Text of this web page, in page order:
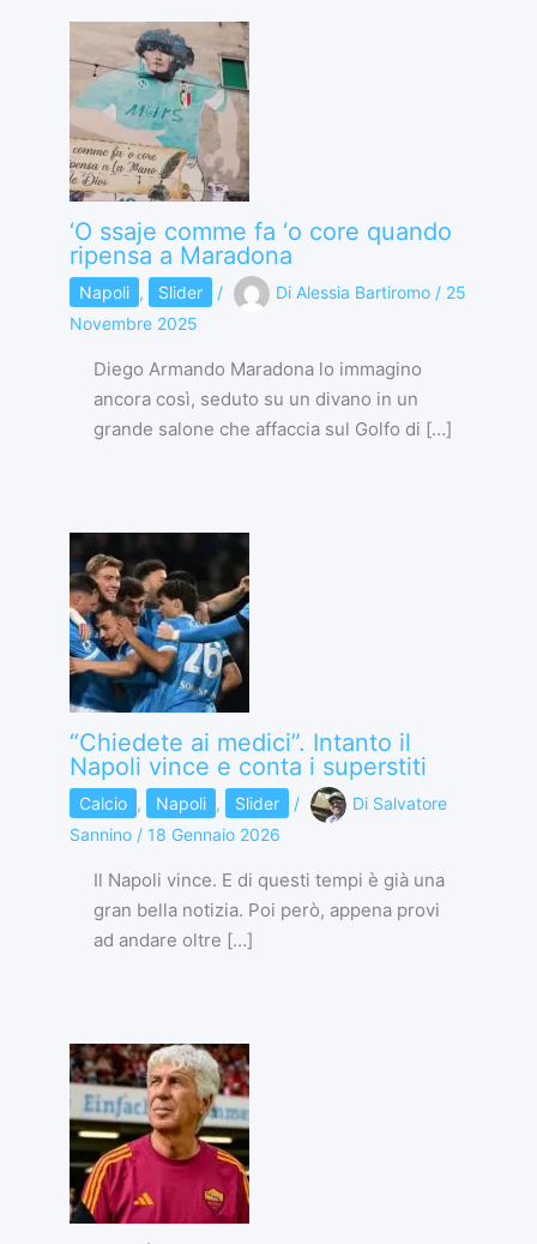
‘O ssaje comme fa ‘o core quando
ripensa a Maradona
Napoli , Slider / Di Alessia Bartiromo / 25
Novembre 2025
Diego Armando Maradona lo immagino
ancora così, seduto su un divano in un
grande salone che affaccia sul Golfo di […]
“Chiedete ai medici”. Intanto il
Napoli vince e conta i superstiti
Calcio , Napoli , Slider / Di Salvatore
Sannino / 18 Gennaio 2026
Il Napoli vince. E di questi tempi è già una
gran bella notizia. Poi però, appena provi
ad andare oltre […]